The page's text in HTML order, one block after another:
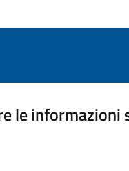
le informazioni